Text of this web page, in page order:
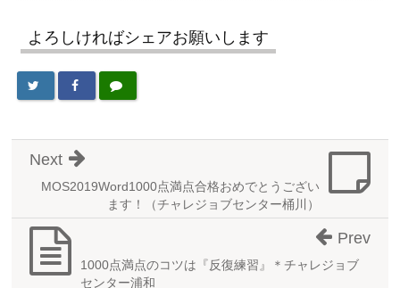
よろしければシェアお願いします
MOS2019Word1000点満点合格おめでとうござい
ます！（チャレジョブセンター桶川）
Next
1000点満点のコツは『反復練習』＊チャレジョブ
センター浦和
Prev